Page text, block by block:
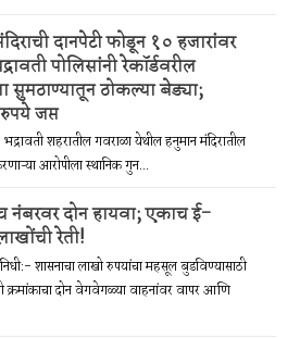
दानपेटी फोडून १० हजारांवर
पोलिसांनी रेकॉर्डवरील
सुमठाण्यातून ठोकल्या बेड्या;
जप्त
शहरातील गवराळा येथील हनुमान मंदिरातील
आरोपीला स्थानिक गुन...
नंबरवर दोन हायवा; एकाच ई-
रेती!
शासनाचा लाखो रुपयांचा महसूल बुडविण्यासाठी
क्रमांकाचा दोन वेगवेगळ्या वाहनांवर वापर आणि